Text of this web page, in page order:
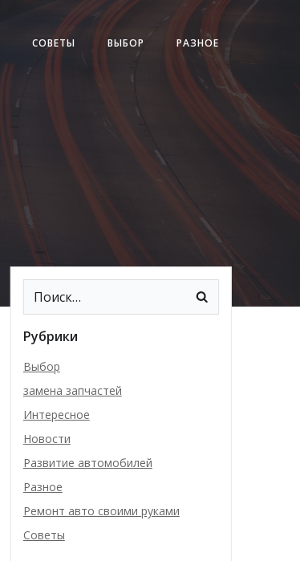
СОВЕТЫ ВЫБОР РАЗНОЕ
Рубрики
Выбор
замена запчастей
Интересное
Новости
Развитие автомобилей
Разное
Ремонт авто своими руками
Советы